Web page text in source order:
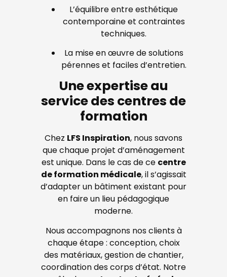
L’équilibre entre esthétique
contemporaine et contraintes
techniques.
La mise en œuvre de solutions
pérennes et faciles d’entretien.
Une expertise au
service des centres de
formation
Chez LFS Inspiration, nous savons
que chaque projet d’aménagement
est unique. Dans le cas de ce centre
de formation médicale, il s’agissait
d’adapter un bâtiment existant pour
en faire un lieu pédagogique
moderne.
Nous accompagnons nos clients à
chaque étape : conception, choix
des matériaux, gestion de chantier,
coordination des corps d’état. Notre